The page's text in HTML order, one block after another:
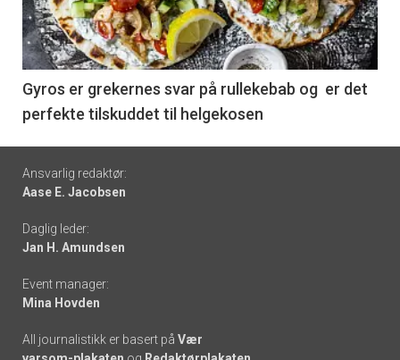
nå
-
6
Gyros er grekernes svar på rullekebab og er det
perfekte tilskuddet til helgekosen
Footer
-
links
Ansvarlig redaktør:
Aase E. Jacobsen
Daglig leder:
Jan H. Amundsen
Event manager:
Mina Hovden
All journalistikk er basert på Vær